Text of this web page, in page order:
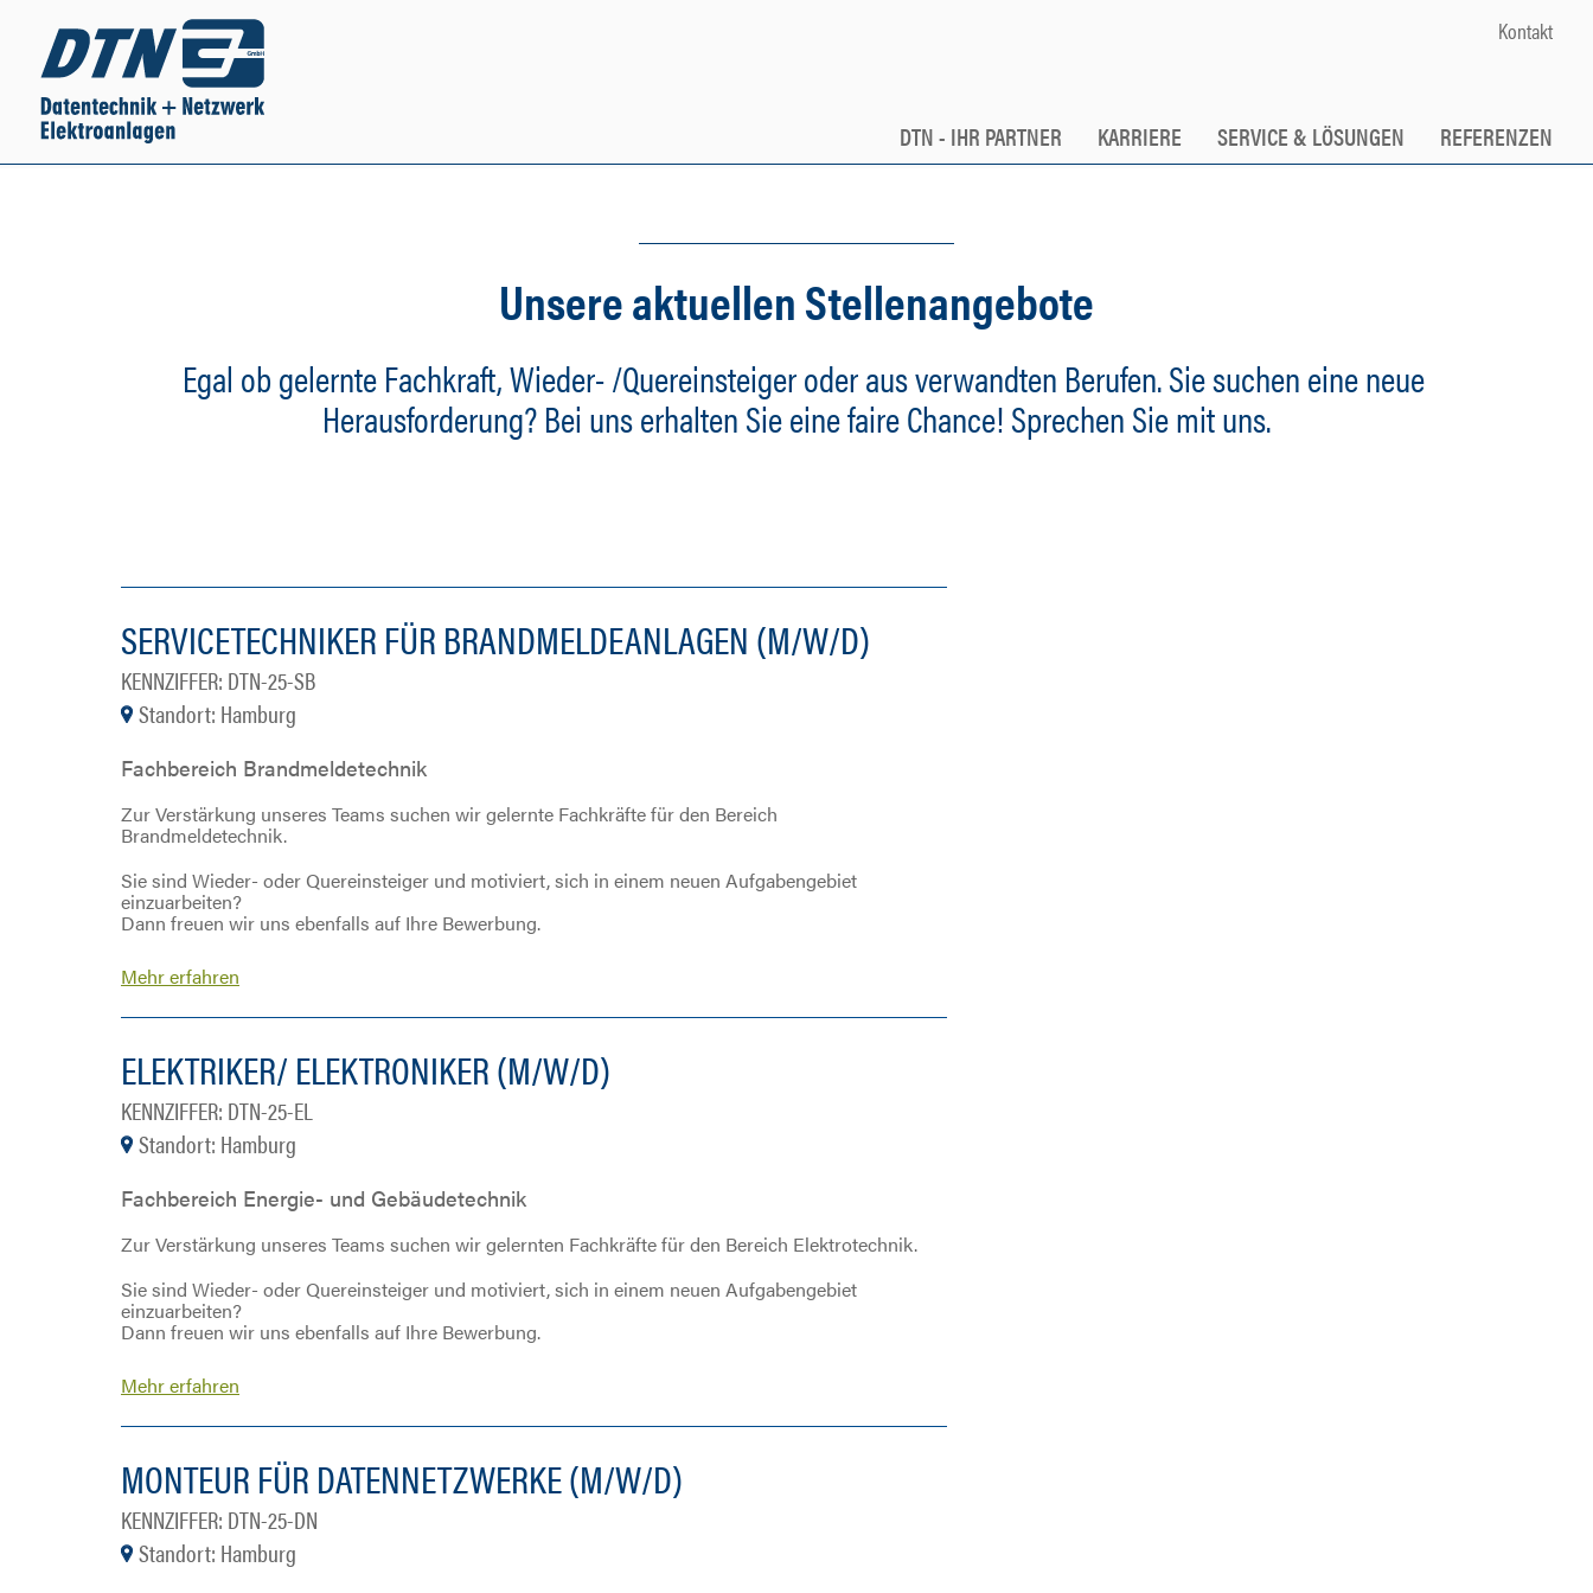
Kontakt
DTN - IHR PARTNER KARRIERE SERVICE & LÖSUNGEN REFERENZEN
Unsere aktuellen Stellenangebote
Egal ob gelernte Fachkraft, Wieder- /Quereinsteiger oder aus verwandten Berufen. Sie suchen eine neue
Herausforderung? Bei uns erhalten Sie eine faire Chance! Sprechen Sie mit uns.
SERVICETECHNIKER FÜR BRANDMELDEANLAGEN (M/W/D)
KENNZIFFER: DTN-25-SB
Standort: Hamburg
Fachbereich Brandmeldetechnik
Zur Verstärkung unseres Teams suchen wir gelernte Fachkräfte für den Bereich
Brandmeldetechnik.
Sie sind Wieder- oder Quereinsteiger und motiviert, sich in einem neuen Aufgabengebiet
einzuarbeiten?
Dann freuen wir uns ebenfalls auf Ihre Bewerbung.
Mehr erfahren
ELEKTRIKER/ ELEKTRONIKER (M/W/D)
KENNZIFFER: DTN-25-EL
Standort: Hamburg
Fachbereich Energie- und Gebäudetechnik
Zur Verstärkung unseres Teams suchen wir gelernten Fachkräfte für den Bereich Elektrotechnik.
Sie sind Wieder- oder Quereinsteiger und motiviert, sich in einem neuen Aufgabengebiet
einzuarbeiten?
Dann freuen wir uns ebenfalls auf Ihre Bewerbung.
Mehr erfahren
MONTEUR FÜR DATENNETZWERKE (M/W/D)
KENNZIFFER: DTN-25-DN
Standort: Hamburg